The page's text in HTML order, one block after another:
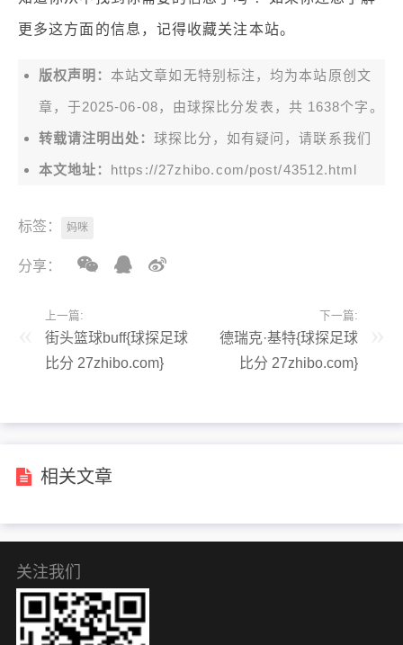
更多这方面的信息，记得收藏关注本站。
版权声明： 本站文章如无特别标注，均为本站原创文
章，于2025-06-08，由球探比分 发表，共 1638个字。
转载请注明出处：球探比分，如有疑问，请联系我们
本文地址： https://27zhibo.com/post/43512.html
标签： 妈咪
分享：
上一篇:
街头篮球buff{球探足球
比分 27zhibo.com}
下一篇:
德瑞克·基特{球探足球
比分 27zhibo.com}
相关文章
关注我们